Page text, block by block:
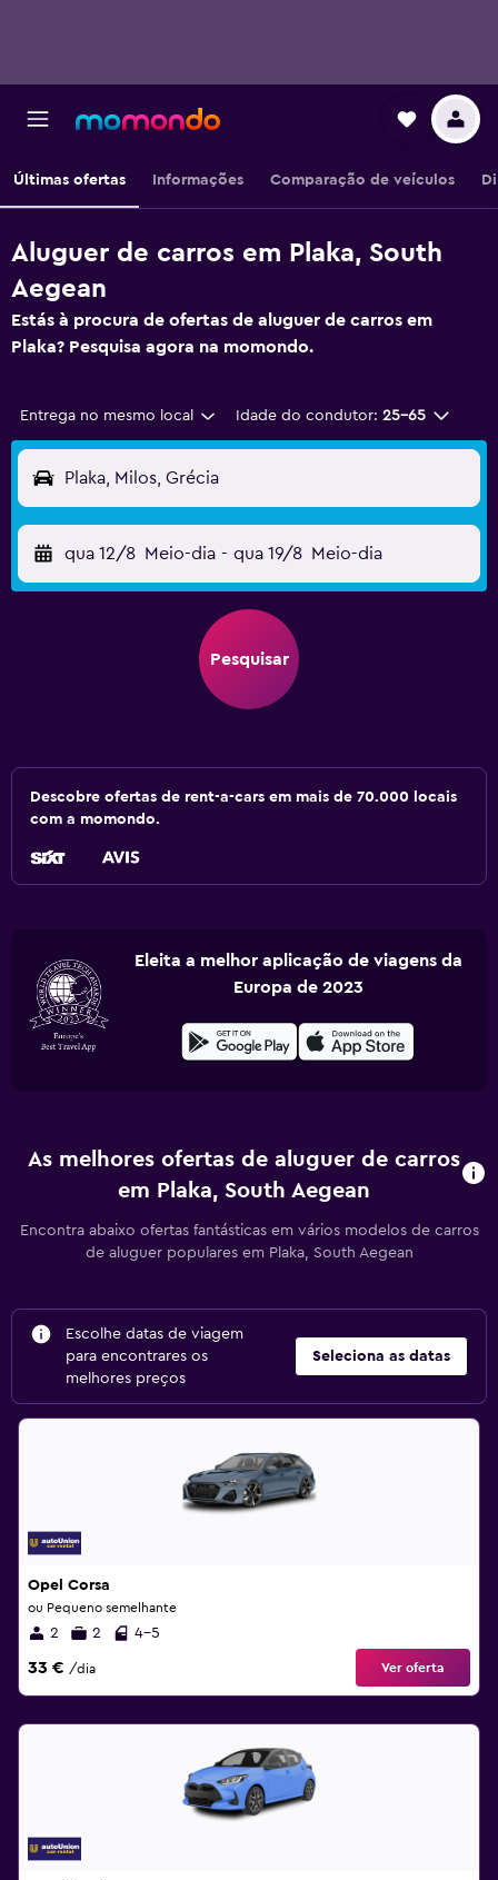
Últimas ofertas Informações Comparação de veículos
Aluguer de carros em Plaka, South
Aegean
Estás à procura de ofertas de aluguer de carros em
Plaka? Pesquisa agora na momondo.
Entrega no mesmo local Idade do condutor: 25-65
Plaka, Milos, Grécia
qua 12/8 Meio-dia - qua 19/8 Meio-dia
Pesquisar
Descobre ofertas de rent-a-cars em mais de 70.000 locais
com a momondo.
Eleita a melhor aplicação de viagens da
Europa de 2023
As melhores ofertas de aluguer de carros
em Plaka, South Aegean
Encontra abaixo ofertas fantásticas em vários modelos de carros
de aluguer populares em Plaka, South Aegean
Escolhe datas de viagem
para encontrares os
melhores preços
Seleciona as datas
Opel Corsa
ou Pequeno semelhante
2 2 4-5
33 € /dia Ver oferta